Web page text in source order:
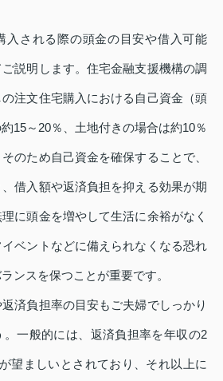
入される際の頭金の目安や借入可能
説明します。住宅金融支援機構の調
注文住宅購入における自己資金（頭
15～20％、土地付きの場合は約10％
のため自己資金を確保することで、
借入額や返済負担を抑える効果が期
に頭金を増やして生活に余裕がなく
ベントなどに備えられなくなる恐れ
ンスを保つことが重要です。
済負担率の目安もご夫婦でしっかり
一般的には、返済負担率を年収の2
望ましいとされており、それ以上に